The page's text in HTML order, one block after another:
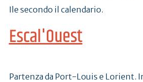
Ile secondo il calendario.
Escal'Ouest
Partenza da Port-Louis e Lorient.